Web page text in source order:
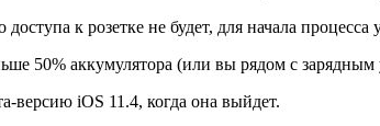
к розетке не будет, для начала
50% аккумулятора (или вы рядом с
версию iOS 11.4, когда она выйдет.